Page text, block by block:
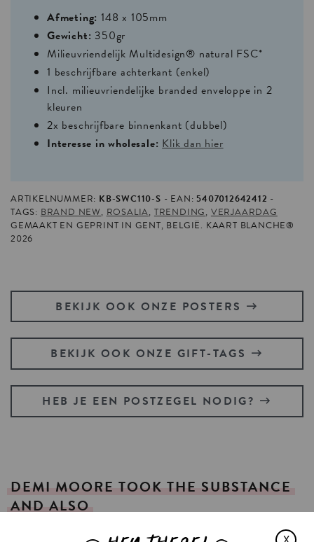
Afmeting: 148 x 105mm
Gewicht: 350gr
Milieuvriendelijk Multidesign® natural FSC*
1 beschrijfbare achterkant (enkel)
Incl. milieuvriendelijke branded enveloppe in 2
kleuren
2x beschrijfbare binnenkant (dubbel)
Interesse in wholesale: Klik dan hier
ARTIKELNUMMER: KB-SWC110-S EAN: 5407012642412
TAGS: BRAND NEW, ROSALIA, TRENDING, VERJAARDAG
GEMAAKT EN GEPRINT IN GENT, BELGIË. KAART BLANCHE®
2026
BEKIJK OOK ONZE POSTERS
BEKIJK OOK ONZE GIFT-TAGS
HEB JE EEN POSTZEGEL NODIG?
DEMI MOORE TOOK THE SUBSTANCE
AND ALSO